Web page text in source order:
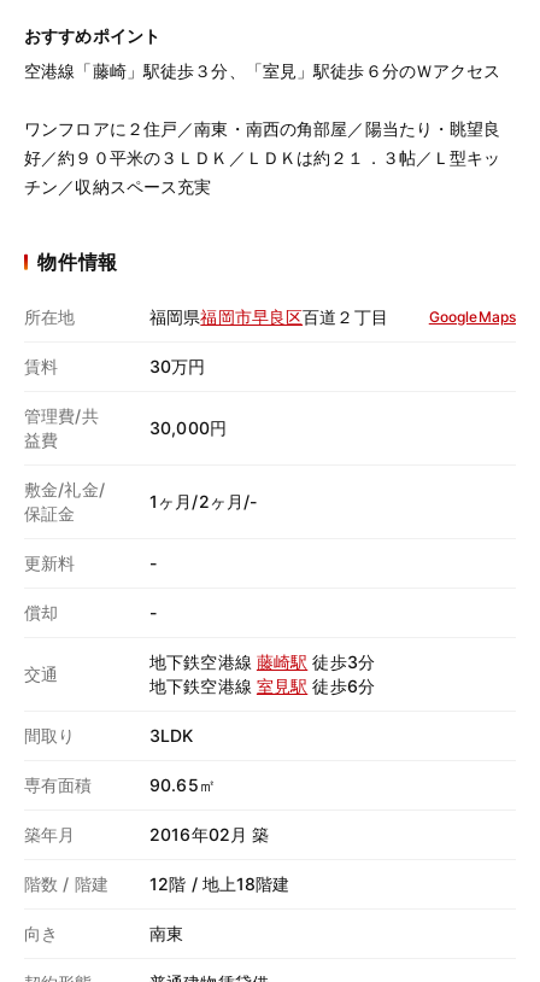
おすすめポイント
空港線「藤崎」駅徒歩３分、「室見」駅徒歩６分のＷアクセス
ワンフロアに２住戸／南東・南西の角部屋／陽当たり・眺望良
好／約９０平米の３ＬＤＫ／ＬＤＫは約２１．３帖／Ｌ型キッ
チン／収納スペース充実
物件情報
所在地 福岡県福岡市早良区百道２丁目 GoogleMaps
賃料 30万円
管理費/共
益費
30,000円
敷金/礼金/
保証金
1ヶ月/2ヶ月/-
更新料 -
償却 -
交通
地下鉄空港線 藤崎駅 徒歩3分
地下鉄空港線 室見駅 徒歩6分
間取り 3LDK
専有面積 90.65㎡
築年月 2016年02月 築
階数 / 階建 12階 / 地上18階建
向き 南東